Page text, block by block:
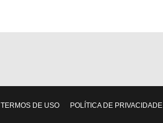
TERMOS DE USO
POLÍTICA DE PRIVACIDADE